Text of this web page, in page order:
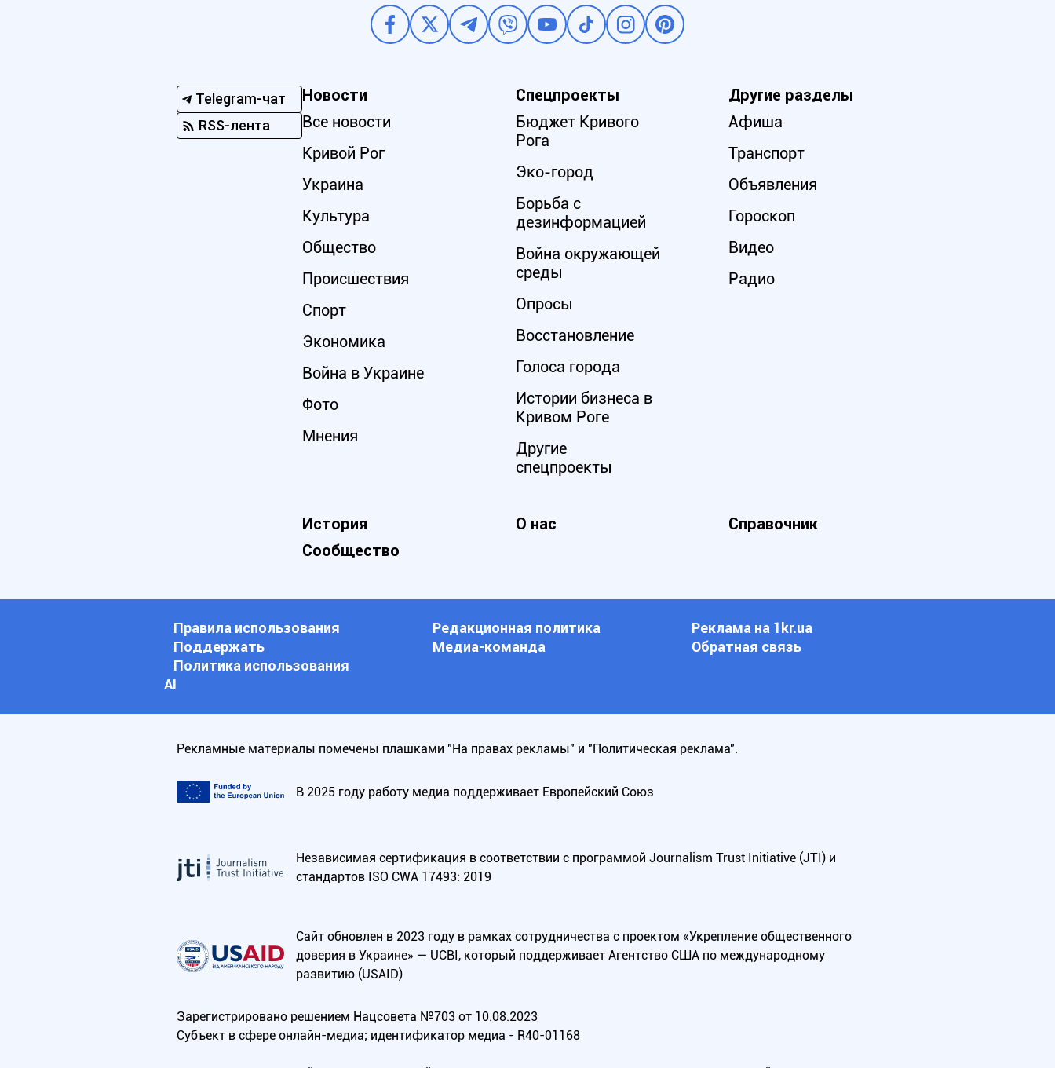
Telegram-чат
RSS-лента
Новости
Все новости
Кривой Рог
Украина
Культура
Общество
Происшествия
Спорт
Экономика
Война в Украине
Фото
Мнения
Спецпроекты
Бюджет Кривого
Рога
Эко-город
Борьба с
дезинформацией
Война окружающей
среды
Опросы
Восстановление
Голоса города
Истории бизнеса в
Кривом Роге
Другие
спецпроекты
Другие разделы
Афиша
Транспорт
Объявления
Гороскоп
Видео
Радио
История О нас
Справочник
Сообщество
Правила использования Редакционная политика
Реклама на 1kr.ua
Поддержать
Медиа-команда
Обратная связь
Политика использования
АI
Рекламные материалы помечены плашками "На правах рекламы" и "Политическая реклама".
В 2025 году работу медиа поддерживает Европейский Союз
Независимая сертификация в соответствии с программой Journalism Trust Initiative (JTI) и
стандартов ISO CWA 17493: 2019
Сайт обновлен в 2023 году в рамках сотрудничества с проектом «Укрепление общественного
доверия в Украине» — UCBI, который поддерживает Агентство США по международному
развитию (USAID)
Зарегистрировано решением Нацсовета №703 от 10.08.2023
Субъект в сфере онлайн-медиа; идентификатор медиа - R40-01168